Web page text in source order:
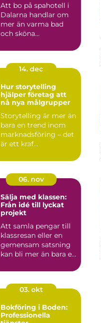
Att bo på spahotell i
Dalarna handlar om
mer än varma bad
och sköna
söker sig hi...
14. dec
Hur storytelling
hjälper företag att
nå nya målgrupper
Storytelling är mer än
bara en trend inom
marknadsföring – det
är ett kraf...
06. nov
Sälja med klassen:
Från idé till lyckat
projekt
Att samla pengar till
klassresan eller en
gemensam satsning
kan bli mer än bara en
03. okt
Bokföring i Boden:
Professionella